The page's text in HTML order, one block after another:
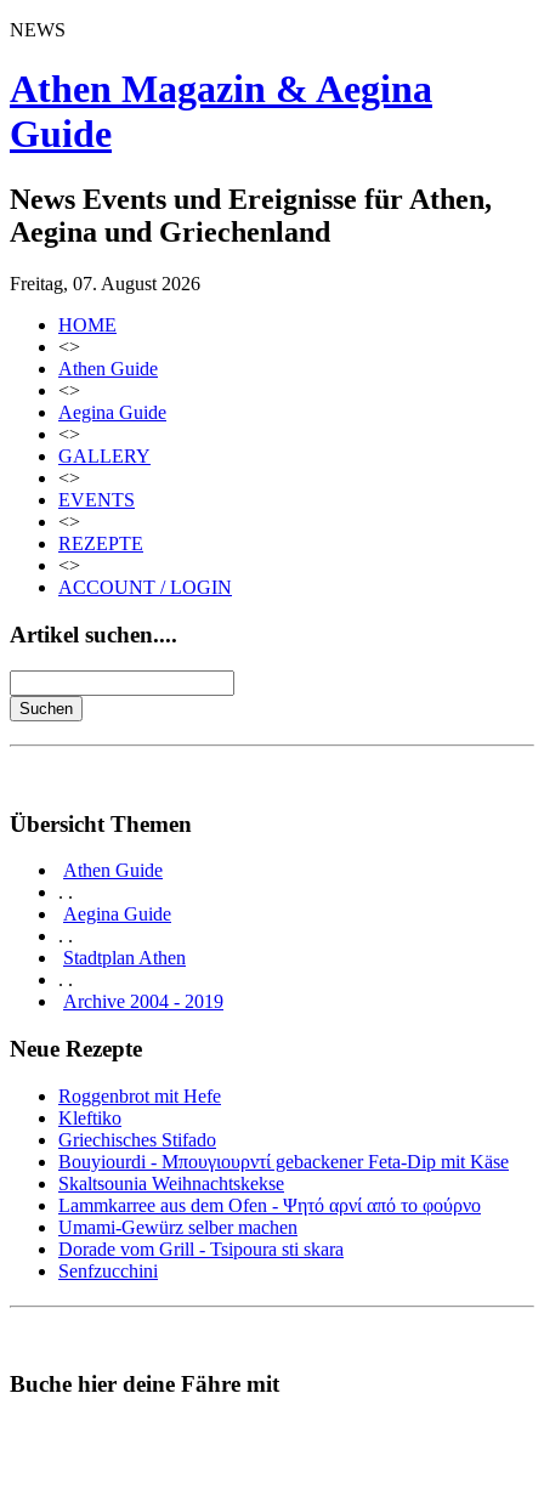
NEWS
Athen Magazin & Aegina
Guide
News Events und Ereignisse für Athen,
Aegina und Griechenland
Freitag, 07. August 2026
HOME
<>
Athen Guide
<>
Aegina Guide
<>
GALLERY
<>
EVENTS
<>
REZEPTE
<>
ACCOUNT / LOGIN
Artikel suchen....
Übersicht Themen
Athen Guide
. .
Aegina Guide
. .
Stadtplan Athen
. .
Archive 2004 - 2019
Neue Rezepte
Roggenbrot mit Hefe
Kleftiko
Griechisches Stifado
Bouyiourdi - Μπουγιουρντί gebackener Feta-Dip mit Käse
Skaltsounia Weihnachtskekse
Lammkarree aus dem Ofen - Ψητό αρνί από το φούρνο
Umami-Gewürz selber machen
Dorade vom Grill - Tsipoura sti skara
Senfzucchini
Buche hier deine Fähre mit